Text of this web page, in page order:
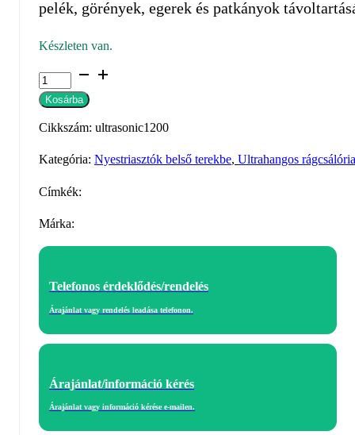
pelék, görények, egerek és patkányok
Készleten van.
ULTRASONIC
1200
ultrahangos
riasztó
Kosárba
Cikkszám: ultrasonic1200
Kategória: Nyestriasztók belső terekbe, Ultrahangos
Címkék:
Márka:
Telefonos érdeklődés/rendelés
Árajánlat vagy rendelés leadása telefonon.
Árajánlat/információ kérés
Árajánlat vagy információ kérése e-mailen.